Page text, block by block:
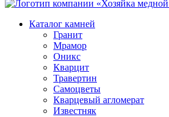
Каталог камней
Гранит
Мрамор
Оникс
Кварцит
Травертин
Самоцветы
Кварцевый агломерат
Известняк